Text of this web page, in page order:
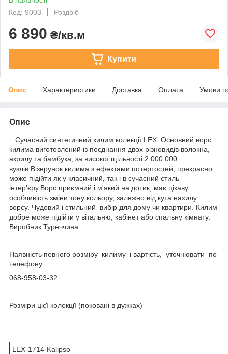
Код: 9003
Роздріб
6 890 ₴/кв.м
Купити
Опис Характеристики Доставка Оплата Умови
Опис
Сучасний синтетичний килим колекції LEX. Основний ворс
килима виготовлений із поєднання двох різновидів волокна,
акрилу та бамбука, за високої щільності 2 000 000
вузлів.Візерунок килима з ефектами потертостей, прекрасно
може підійти як у класичний, так і в сучасний стиль
інтер'єру.Ворс приємний і м'який на дотик, має цікаву
особливість зміни тону кольору, залежно від кута нахилу
ворсу. Чудовий і стильний вибір для дому чи квартири. Килим
добре може підійти у вітальню, кабінет або спальну кімнату.
Виробник Туреччина.
Наявність певного розміру килиму і вартість, уточнювати по
телефону.
068-958-03-32
Розміри цієї колекції (поковані в дужках)
LEX-1714-Kalipso